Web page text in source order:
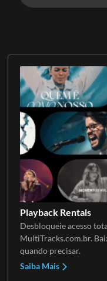
Playback Rentals
Desbloqueie acesso
MultiTracks.com.br.
quando precisar.
Saiba Mais